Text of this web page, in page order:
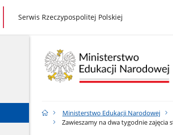
gov.pl
Serwis Rzeczypospolitej Polskiej
Ministerstwo Edukacji Narodowej
Zawieszamy na dwa tygodnie zajęcia